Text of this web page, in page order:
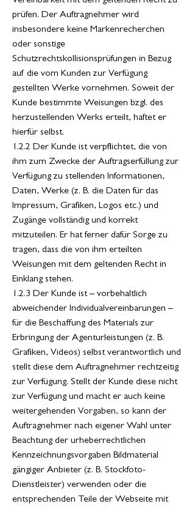
prüfen. Der Auftragnehmer wird
insbesondere keine Markenrecherchen
oder sonstige
Schutzrechtskollisionsprüfungen in Bezug
auf die vom Kunden zur Verfügung
gestellten Werke vornehmen. Soweit der
Kunde bestimmte Weisungen bzgl. des
herzustellenden Werks erteilt, haftet er
hierfür selbst.
1.2.2 Der Kunde ist verpflichtet, die von
ihm zum Zwecke der Auftragserfüllung zur
Verfügung zu stellenden Informationen,
Daten, Werke (z. B. die Daten für das
Impressum, Grafiken, Logos etc.) und
Zugänge vollständig und korrekt
mitzuteilen. Er hat ferner dafür Sorge zu
tragen, dass die von ihm erteilten
Weisungen mit dem geltenden Recht in
Einklang stehen.
1.2.3 Der Kunde ist – vorbehaltlich
abweichender Individualvereinbarungen –
für die Beschaffung des Materials zur
Erbringung der Agenturleistungen (z. B.
Grafiken, Videos) selbst verantwortlich und
stellt diese dem Auftragnehmer rechtzeitig
zur Verfügung. Stellt der Kunde diese nicht
zur Verfügung und macht er auch keine
weitergehenden Vorgaben, so kann der
Auftragnehmer nach eigener Wahl unter
Beachtung der urheberrechtlichen
Kennzeichnungsvorgaben Bildmaterial
gängiger Anbieter (z. B. Stockfoto-
Dienstleister) verwenden oder die
entsprechenden Teile der Webseite mit